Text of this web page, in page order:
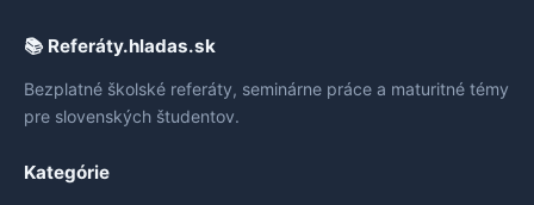
📚 Referáty.hladas.sk
Bezplatné školské referáty, seminárne práce a maturitné témy
pre slovenských študentov.
Kategórie